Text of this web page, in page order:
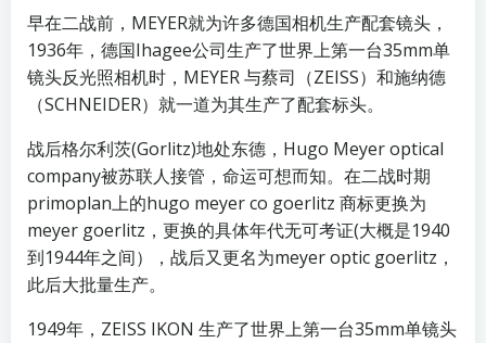
早在二战前，MEYER就为许多德国相机生产配套镜头，
1936年，德国Ihagee公司生产了世界上第一台35mm单
镜头反光照相机时，MEYER 与蔡司（ZEISS）和施纳德
（SCHNEIDER）就一道为其生产了配套标头。
战后格尔利茨(Gorlitz)地处东德，Hugo Meyer optical
company被苏联人接管，命运可想而知。在二战时期
primoplan上的hugo meyer co goerlitz 商标更换为
meyer goerlitz，更换的具体年代无可考证(大概是1940
到1944年之间），战后又更名为meyer optic goerlitz，
此后大批量生产。
1949年，ZEISS IKON 生产了世界上第一台35mm单镜头